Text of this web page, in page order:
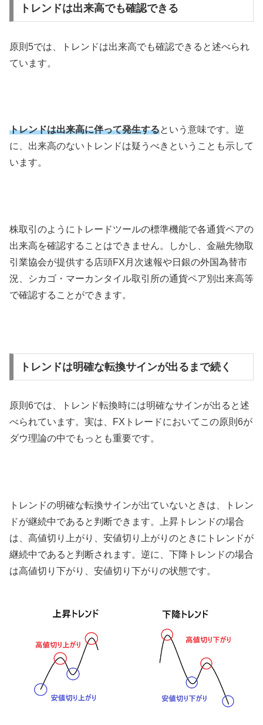
トレンドは出来高でも確認できる
原則 5では、トレンドは出来高でも確認できると述べられ
ています。
トレンドは出来高に伴って発生するという意味です。逆
に、出来高のないトレンドは疑うべきということも示して
います。
株取引のようにトレードツールの標準機能で各通貨ペアの
出来高を確認することはできません。しかし、金融先物取
引業協会が提供する店頭FX 月次速報や日銀の外国為替市
況、シカゴ・マーカンタイル取引所の通貨ペア別出来高等
で確認することができます。
トレンドは明確な転換サインが出るまで続く
原則 6では、トレンド転換時には明確なサインが出ると述
べられています。実は、
FX トレードにおいてこの原則 6が
ダウ理論の中でもっとも重要です。
トレンドの明確な転換サインが出ていないときは、トレン
ドが継続中であると判断できます。上昇トレンドの場合
は、高値切り上がり、安値切り上がりのときにトレンドが
継続中であると判断されます。逆に、下降トレンドの場合
は高値切り下がり、安値切り下がりの状態です。